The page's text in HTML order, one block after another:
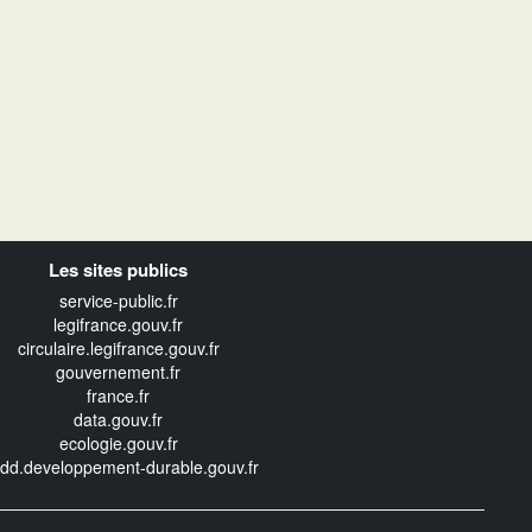
Les sites publics
service-public.fr
legifrance.gouv.fr
circulaire.legifrance.gouv.fr
gouvernement.fr
france.fr
data.gouv.fr
ecologie.gouv.fr
durable.gouv.fr